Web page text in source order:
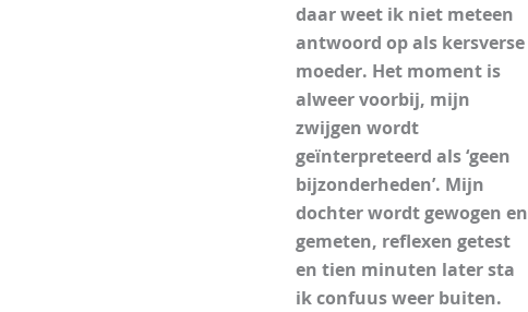
daar weet ik niet meteen
antwoord op als kersverse
moeder. Het moment is
alweer voorbij, mijn
zwijgen wordt
geïnterpreteerd als ‘geen
bijzonderheden’. Mijn
dochter wordt gewogen en
gemeten, reflexen getest
en tien minuten later sta
ik confuus weer buiten.